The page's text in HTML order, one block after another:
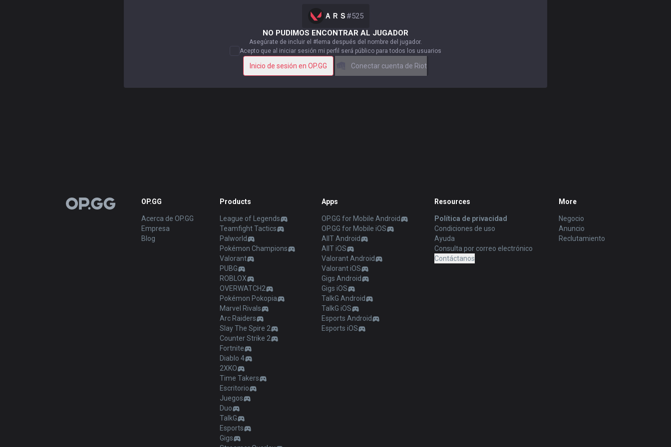
ＡＲＳ #525
NO PUDIMOS ENCONTRAR AL JUGADOR
Asegúrate de incluir el #lema después del nombre del jugador.
Acepto que al iniciar sesión mi perfil será público para todos los usuarios
Inicio de sesión en OP.GG Conectar cuenta de Riot
OP.GG OP.GG
Acerca de OP.GG
Empresa
Blog
Products
League of Legends
Teamfight Tactics
Palworld
Pokémon Champions
Valorant
PUBG
ROBLOX
OVERWATCH2
Pokémon Pokopia
Marvel Rivals
Arc Raiders
Slay The Spire 2
Counter Strike 2
Fortnite
Diablo 4
2XKO
Time Takers
Escritorio
Juegos
Duo
TalkG
Esports
Gigs
Apps
OP.GG for Mobile Android
OP.GG for Mobile iOS
AllT Android
AllT iOS
Valorant Android
Valorant iOS
Gigs Android
Gigs iOS
TalkG Android
TalkG iOS
Esports Android
Esports iOS
Resources
Política de privacidad
Condiciones de uso
Ayuda
Consulta por correo electrónico
Contáctanos
More
Negocio
Anuncio
Reclutamiento